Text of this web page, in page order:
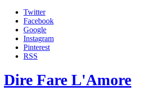
Twitter
Facebook
Google
Instagram
Pinterest
RSS
Dire Fare L'Amore